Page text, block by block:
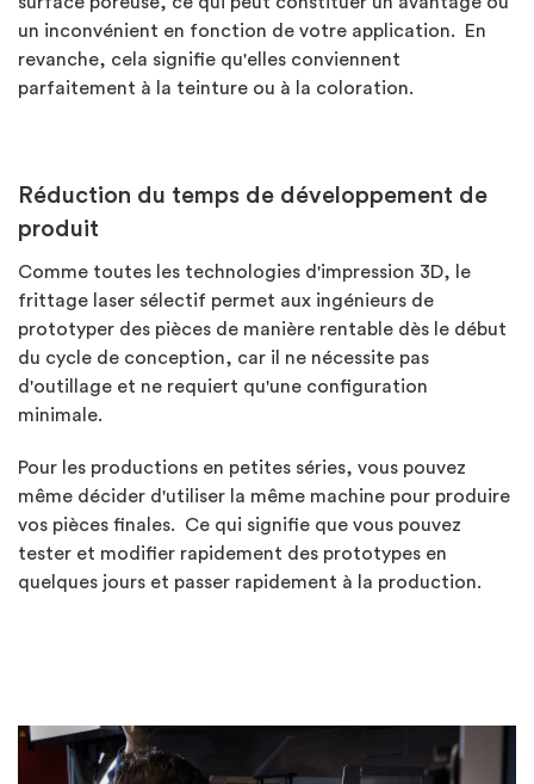
un inconvénient en fonction de votre application. En
revanche, cela signifie qu'elles conviennent
parfaitement à la teinture ou à la coloration.
Réduction du temps de développement de
produit
Comme toutes les technologies d'impression 3D, le
frittage laser sélectif permet aux ingénieurs de
prototyper des pièces de manière rentable dès le début
du cycle de conception, car il ne nécessite pas
d'outillage et ne requiert qu'une configuration
minimale.
Pour les productions en petites séries, vous pouvez
même décider d'utiliser la même machine pour produire
vos pièces finales. Ce qui signifie que vous pouvez
tester et modifier rapidement des prototypes en
quelques jours et passer rapidement à la production.